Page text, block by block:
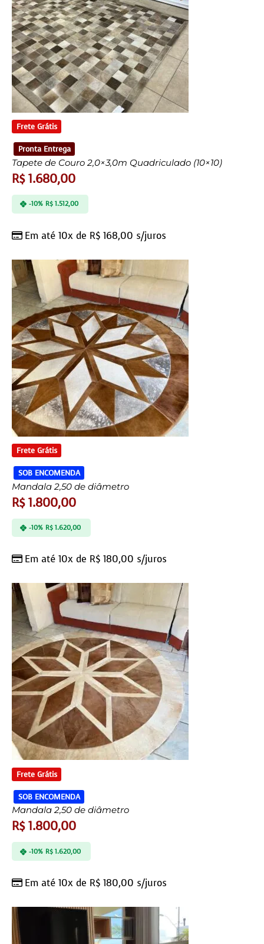
Frete Grátis
Pronta Entrega
Tapete de Couro 2,0×3,0m Quadriculado (10×10)
R$1.680,00
Em até 10x de R$ 168,00 s/juros
-10% R$1.512,00
Frete Grátis
SOB ENCOMENDA
Mandala 2,50 de diâmetro
R$1.800,00
Em até 10x de R$ 180,00 s/juros
-10% R$1.620,00
Frete Grátis
SOB ENCOMENDA
Mandala 2,50 de diâmetro
R$1.800,00
Em até 10x de R$ 180,00 s/juros
-10% R$1.620,00